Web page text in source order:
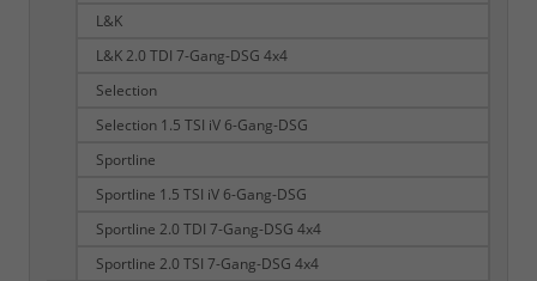
L&K
L&K 2.0 TDI 7-Gang-DSG 4x4
Selection
Selection 1.5 TSI iV 6-Gang-DSG
Sportline
Sportline 1.5 TSI iV 6-Gang-DSG
Sportline 2.0 TDI 7-Gang-DSG 4x4
Sportline 2.0 TSI 7-Gang-DSG 4x4